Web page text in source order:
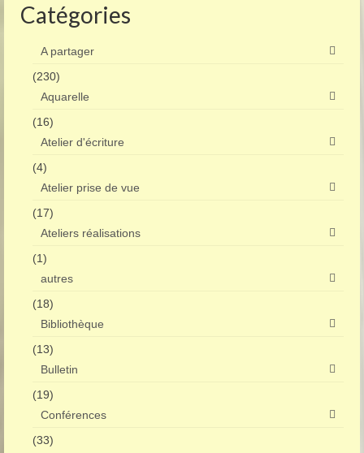
Catégories
A partager
(230)
Aquarelle
(16)
Atelier d'écriture
(4)
Atelier prise de vue
(17)
Ateliers réalisations
(1)
autres
(18)
Bibliothèque
(13)
Bulletin
(19)
Conférences
(33)